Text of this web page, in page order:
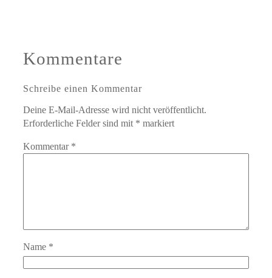
Kommentare
Schreibe einen Kommentar
Deine E-Mail-Adresse wird nicht veröffentlicht.
Erforderliche Felder sind mit * markiert
Kommentar *
Name *